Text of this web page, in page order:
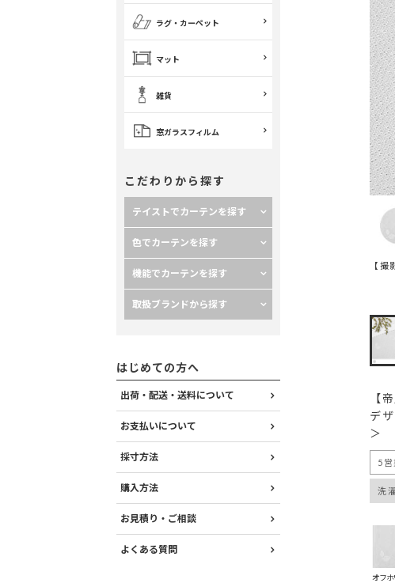
ラグ・カーペット
マット
雑貨
窓ガラスフィルム
こだわりから探す
テイストでカーテンを探す
色でカーテンを探す
機能でカーテンを探す
取扱ブランドから探す
はじめての方へ
出荷・配送・送料について
お支払いについて
採寸方法
購入方法
お見積り・ご相談
よくある質問
【
【
デ
＞
5
洗
オフ